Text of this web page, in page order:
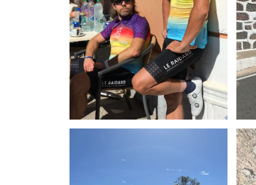
Maillot G4 inclus